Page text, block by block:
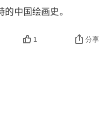
中国绘画史。
1 分享